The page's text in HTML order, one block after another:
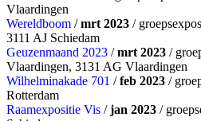
Vlaardingen
Wereldboom /mrt 2023 /
3111 AJ Schiedam
Geuzenmaand 2023 /mrt 2023 /
Vlaardingen, 3131 AG Vlaardingen
Wilhelminakade 701 /feb 2023 /
Rotterdam
Raamexpositie Vis /jan 2023 /